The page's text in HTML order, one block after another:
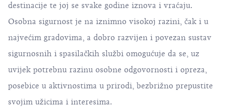
destinacije te joj se svake godine iznova i vraćaju.
Osobna sigurnost je na iznimno visokoj razini, čak i u
najvećim gradovima, a dobro razvijen i povezan sustav
sigurnosnih i spasilačkih službi omogućuje da se, uz
uvijek potrebnu razinu osobne odgovornosti i opreza,
posebice u aktivnostima u prirodi, bezbrižno prepustite
svojim užicima i interesima.